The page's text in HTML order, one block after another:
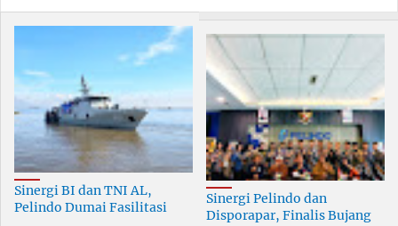
Sinergi BI dan TNI AL,
Pelindo Dumai Fasilitasi
Sinergi Pelindo dan
Disporapar, Finalis Bujang